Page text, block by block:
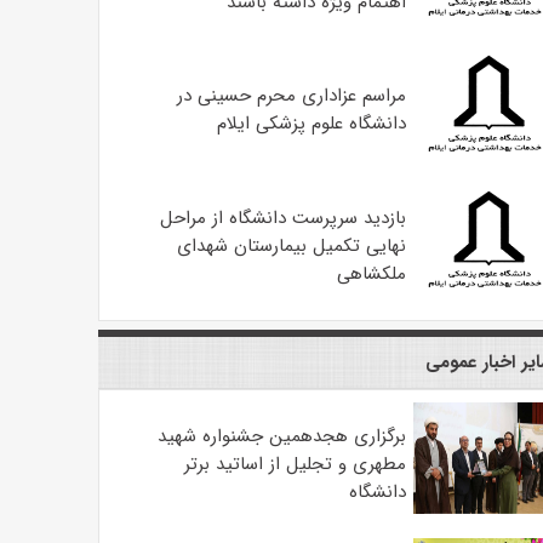
مراسم عزاداری محرم حسینی در
دانشگاه علوم پزشکی ایلام
بازدید سرپرست دانشگاه از مراحل
نهایی تکمیل بیمارستان شهدای
ملکشاهی
اخبار عمومی
برگزاری هجدهمین جشنواره شهید
مطهری و تجلیل از اساتید برتر
دانشگاه